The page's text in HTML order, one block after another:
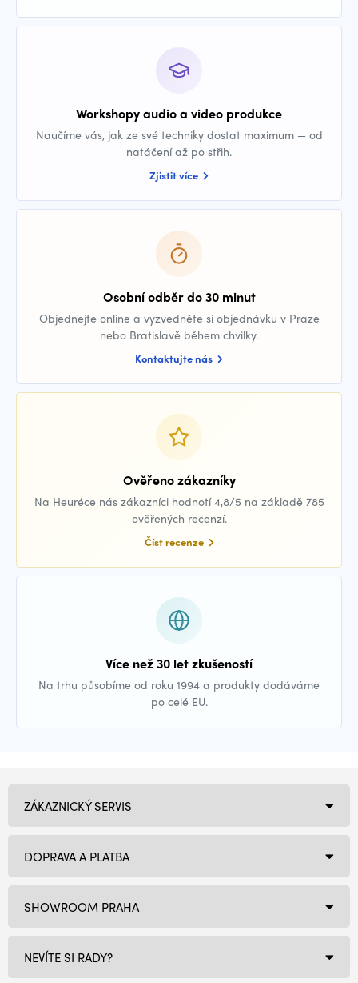
Workshopy audio a video produkce
Naučíme vás, jak ze své techniky dostat maximum — od
natáčení až po střih.
Zjistit více
Osobní odběr do 30 minut
Objednejte online a vyzvedněte si objednávku v Praze
nebo Bratislavě během chvilky.
Kontaktujte nás
Ověřeno zákazníky
Na Heuréce nás zákazníci hodnotí 4,8/5 na základě 785
ověřených recenzí.
Číst recenze
Více než 30 let zkušeností
Na trhu působíme od roku 1994 a produkty dodáváme
po celé EU.
SHOWROOM PRAHA
NEVÍTE SI RADY?
ZÁKAZNICKÝ SERVIS
DOPRAVA A PLATBA